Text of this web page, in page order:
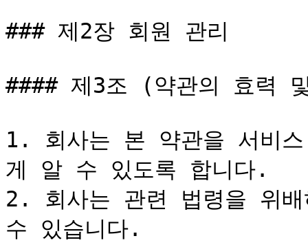
### 제2장 회원 관리
#### 제3조 (약관의 효력
1. 회사는 본 약관을 서비
게 알 수 있도록 합니다.
2. 회사는 관련 법령을 위
수 있습니다.